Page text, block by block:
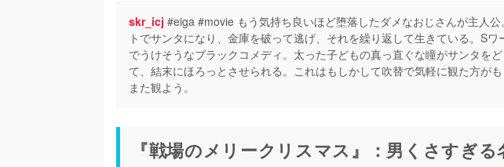
skr_icj #eiga #movie もう気持ち良いほど堕落したダメなおじさんが主人
トでサンタになり、金庫を破って逃げ、それを繰り返して生きている。S
でうけそうなブラックコメディ。太った子どもの真っ直ぐな瞳がサンタを
て、結末にほろっとさせられる。これはもしかして吹替で気軽に観た方が
また観よう。
『戦場のメリークリスマス』：男くさすぎ